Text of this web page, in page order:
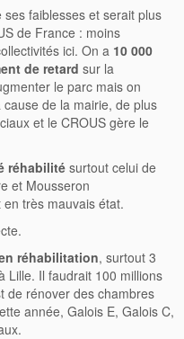
faiblesses et serait plus
de France : moins
ici. On a 10 000
de retard sur la
le parc mais on
de la mairie, de plus
et le CROUS gère le
réhabilité surtout celui de
et Mousseron
très mauvais état.
réhabilitation, surtout 3
Lille. Il faudrait 100 millions
de rénover des chambres
année, Galois E, Galois C,